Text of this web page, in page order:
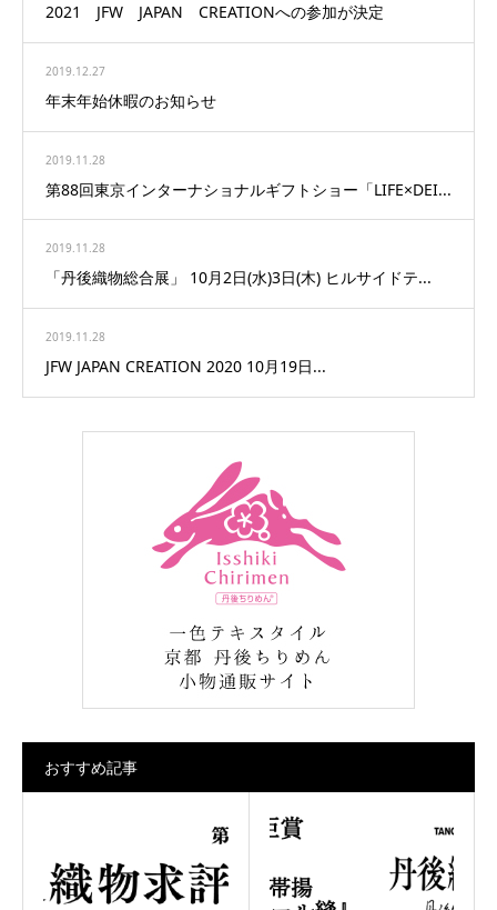
2021 JFW JAPAN CREATIONへの参加が決定
2019.12.27
年末年始休暇のお知らせ
2019.11.28
第88回東京インターナショナルギフトショー「LIFE×DEI...
2019.11.28
「丹後織物総合展」 10月2日(水)3日(木) ヒルサイドテ...
2019.11.28
JFW JAPAN CREATION 2020 10月19日...
おすすめ記事